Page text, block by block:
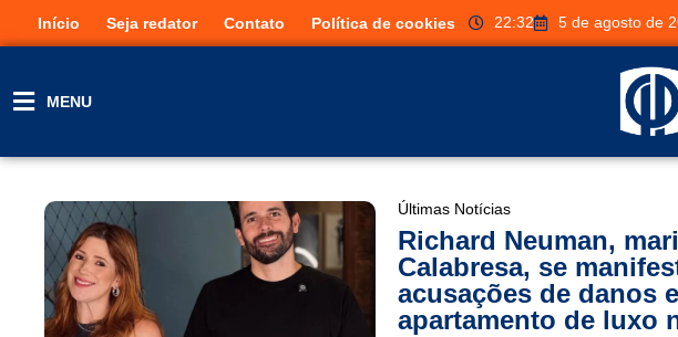
Início Seja redator Contato Política de cookies 22:32 5 de agosto de
MENU
Últimas Notícias
Richard Neuman,
Calabresa, se
acusações de danos
apartamento de luxo